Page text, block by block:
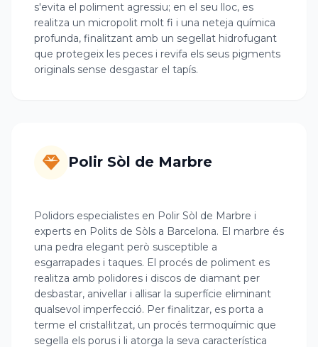
s'evita el poliment agressiu; en el seu lloc, es
realitza un micropolit molt fi i una neteja química
profunda, finalitzant amb un segellat hidrofugant
que protegeix les peces i revifa els seus pigments
originals sense desgastar el tapís.
Polir Sòl de Marbre
Polidors especialistes en Polir Sòl de Marbre i
experts en Polits de Sòls a Barcelona. El marbre és
una pedra elegant però susceptible a
esgarrapades i taques. El procés de poliment es
realitza amb polidores i discos de diamant per
desbastar, anivellar i allisar la superfície eliminant
qualsevol imperfecció. Per finalitzar, es porta a
terme el cristal·litzat, un procés termoquímic que
segella els porus i li atorga la seva característica